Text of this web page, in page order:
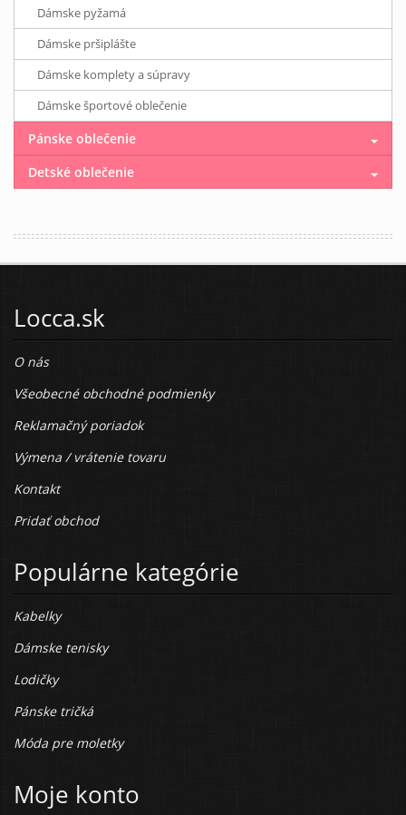
Dámske pyžamá
Dámske pršiplášte
Dámske komplety a súpravy
Dámske športové oblečenie
Pánske oblečenie
Detské oblečenie
Locca.sk
O nás
Všeobecné obchodné podmienky
Reklamačný poriadok
Výmena / vrátenie tovaru
Kontakt
Pridať obchod
Populárne kategórie
Kabelky
Dámske tenisky
Lodičky
Pánske tričká
Móda pre moletky
Moje konto